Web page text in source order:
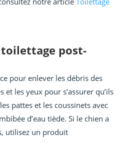
toilettage post-
pour enlever les débris des
et les yeux pour s’assurer qu’ils
pattes et les coussinets avec
d’eau tiède. Si le chien a
utilisez un produit